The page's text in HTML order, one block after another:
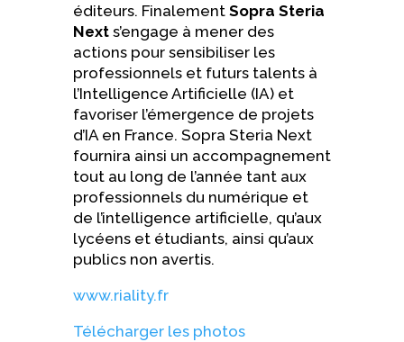
éditeurs. Finalement Sopra Steria
Nexts’engage à mener des
actions pour sensibiliser les
professionnels et futurs talents à
l’Intelligence Artificielle (IA) et
favoriser l’émergence de projets
d’IA en France. Sopra Steria Next
fournira ainsi un accompagnement
tout au long de l’année tant aux
professionnels du numérique et
de l’intelligence artificielle, qu’aux
lycéens et étudiants, ainsi qu’aux
publics non avertis.
www.riality.fr
Télécharger les photos